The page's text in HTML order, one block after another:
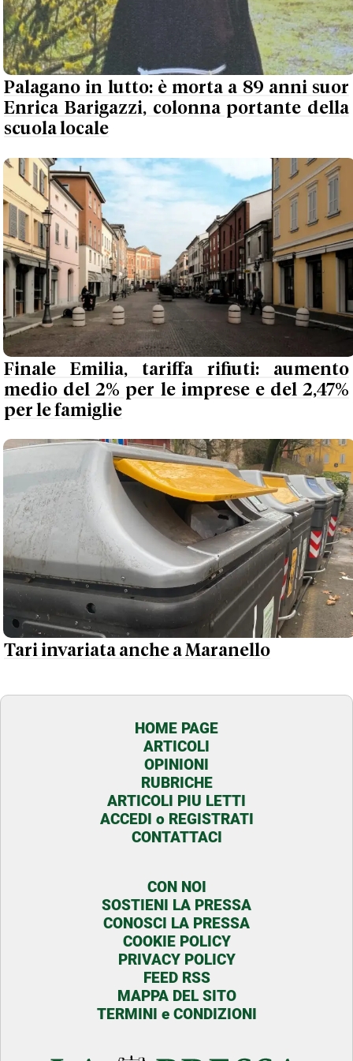
Palagano in lutto: è morta a 89 anni suor
Enrica Barigazzi, colonna portante della
scuola locale
Finale Emilia, tariffa rifiuti: aumento
medio del 2% per le imprese e del 2,47%
per le famiglie
Tari invariata anche a Maranello
HOME PAGE
ARTICOLI
OPINIONI
RUBRICHE
ARTICOLI PIU LETTI
ACCEDI o REGISTRATI
CONTATTACI
CON NOI
SOSTIENI LA PRESSA
CONOSCI LA PRESSA
COOKIE POLICY
PRIVACY POLICY
FEED RSS
MAPPA DEL SITO
TERMINI e CONDIZIONI